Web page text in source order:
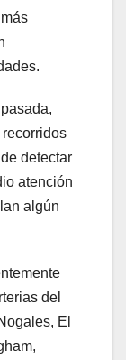
detectar
atención
algún
del
El